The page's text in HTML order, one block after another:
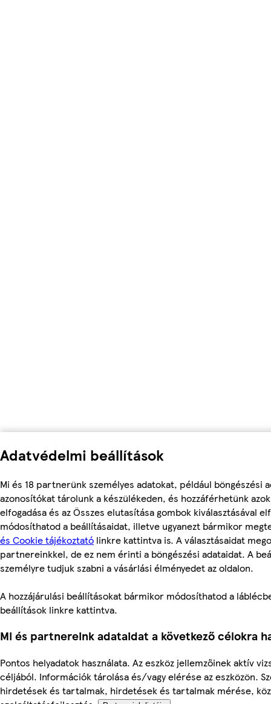
Adatvédelmi beállítások
Mi és 18 partnerünk személyes adatokat, például böngészési
azonosítókat tárolunk a készülékeden, és hozzáférhetünk
elfogadása és az Összes elutasítása gombok kiválasztásával
módosíthatod a beállításaidat, illetve ugyanezt bármikor
és Cookie tájékoztató linkre kattintva is. A választásaidat
partnereinkkel, de ez nem érinti a böngészési adataidat. A
személyre tudjuk szabni a vásárlási élményedet az oldalon.
A hozzájárulási beállításokat bármikor módosíthatod a
beállítások linkre kattintva.
Mi és partnereink adataidat a következő célokra
Pontos helyadatok használata. Az eszköz jellemzőinek aktív
céljából. Információk tárolása és/vagy elérése az eszközön.
hirdetések és tartalmak, hirdetések és tartalmak mérése,